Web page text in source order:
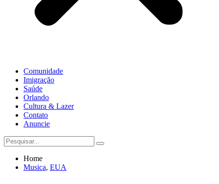
Comunidade
Imigração
Saúde
Orlando
Cultura & Lazer
Contato
Anuncie
Home
Musica, EUA